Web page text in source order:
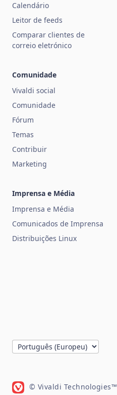
Calendário
Leitor de feeds
Comparar clientes de
correio eletrónico
Comunidade
Vivaldi social
Comunidade
Fórum
Temas
Contribuir
Marketing
Imprensa e Média
Imprensa e Média
Comunicados de Imprensa
Distribuições Linux
© Vivaldi Technologies™